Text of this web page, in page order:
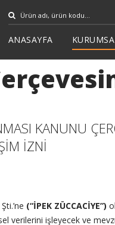
ANASAYFA
KANUNU
İZNİ
(“İPEK ZÜCCACİYE”)
verilerini işleyecek ve